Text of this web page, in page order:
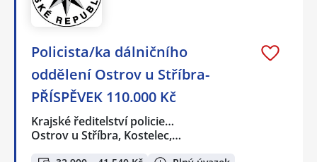
Policista/ka dálničního
oddělení Ostrov u Stříbra-
PŘÍSPĚVEK 110.000 Kč
Krajské ředitelství policie…
Ostrov u Stříbra, Kostelec,…